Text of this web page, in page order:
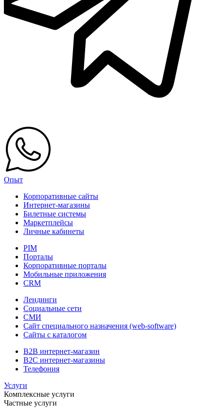
Опыт
Корпоративные сайты
Интернет-магазины
Билетные системы
Маркетплейсы
Личные кабинеты
PIM
Порталы
Корпоративные порталы
Мобильные приложения
CRM
Лендинги
Социальные сети
СМИ
Сайт специального назначения (web-software)
Сайты с каталогом
B2B интернет-магазин
B2C интернет-магазины
Телефония
Услуги
Комплексные услуги
Частные услуги